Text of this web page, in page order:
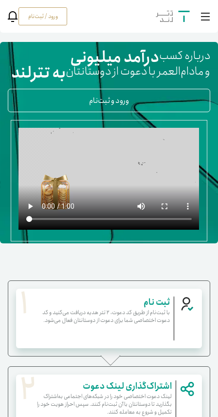
ورود / ثبت‌نام
درباره کسبدرآمد میلیونی
و مادام‌العمر با دعوت از دوستانتانبه تترلند
ورود و ثبت‌نام
1 ثبت نام
با ثبت‌نام از طریق کد دعوت، ۲ تتر هدیه دریافت می‌کنید و کد
دعوت اختصاصی شما برای دعوت از دوستانتان فعال می‌شود.
2 ‌‌اشتراک‌گذاری لینک دعوت
لینک دعوت اختصاصی خود را در شبکه‌های اجتماعی به‌اشتراک
بگذارید تا دوستانتان با آن ثبت‌نام کنند. سپس احراز هویت خود را
تکمیل و شروع به معامله کنند.